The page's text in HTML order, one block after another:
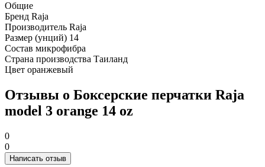
Общие
Бренд Raja
Производитель Raja
Размер (унций) 14
Состав микрофибра
Страна производства Таиланд
Цвет оранжевый
Отзывы о Боксерские перчатки Raja
model 3 orange 14 oz
0
0
Написать отзыв